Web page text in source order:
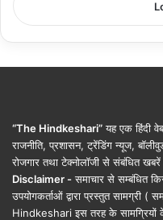
“The Hindkeshari”यह एक हिंदी
राजनीति, प्रशासन, ट्रेंडिंग न्यूज,
रोजगार तथा टेक्नोलॉजी से संबंधित खबरें
Disclaimer - समाचार से सम्बंधित
उपयोगकर्ताओं द्वारा प्रस्तुत सामग्री (
Hindkeshari इस तरह के सामग्रियों